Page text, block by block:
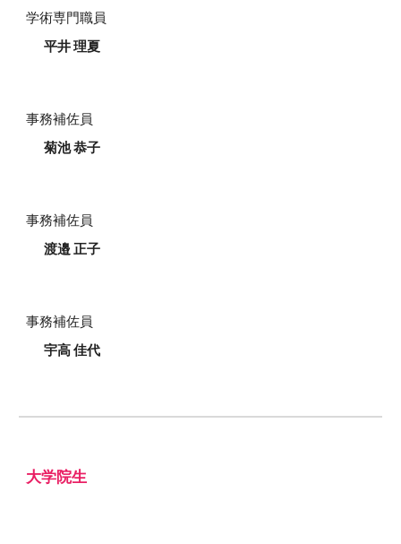
学術専門職員
平井 理夏
事務補佐員
菊池 恭子
事務補佐員
渡邉 正子
事務補佐員
宇高 佳代
大学院生